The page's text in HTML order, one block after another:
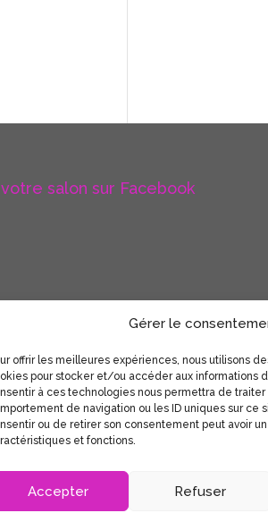
Gérer le
offrir les meilleures expériences, nous utilisons
pour stocker et/ou accéder aux informations
à ces technologies nous permettra de
de navigation ou les ID uniques sur ce
ou de retirer son consentement peut avoir
et fonctions.
Accepter Refuser
salon sur Facebook
de confidentialité